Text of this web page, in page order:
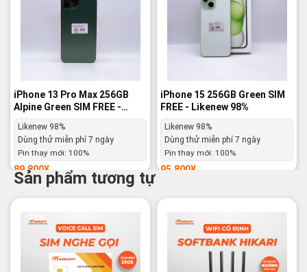
iPhone 13 Pro Max 256GB
Alpine Green SIM FREE -
Likenew 98%
Likenew 98%
Dùng thử miễn phí 7 ngày
Pin thay mới: 100%
89,800¥
(Đã có thuế)
iPhone 15 256GB Green SIM
FREE - Likenew 98%
Likenew 98%
Dùng thử miễn phí 7 ngày
Pin thay mới: 100%
95,800¥
Sản phẩm tương tự
-23%